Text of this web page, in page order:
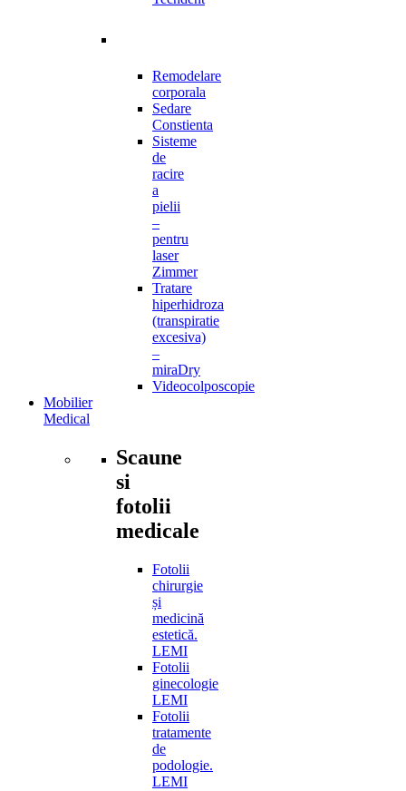
Remodelare
corporala
Sedare
Constienta
Sisteme
de
racire
a
pielii
–
pentru
laser
Zimmer
Tratare
hiperhidroza
(transpiratie
excesiva)
–
miraDry
Videocolposcopie
Mobilier
Medical
Scaune
si
fotolii
medicale
Fotolii
chirurgie
și
medicină
estetică.
LEMI
Fotolii
ginecologie
LEMI
Fotolii
tratamente
de
podologie.
LEMI